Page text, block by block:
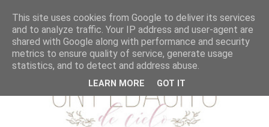
This site uses cookies from Google to deliver its services
and to analyze traffic. Your IP address and user-agent are
shared with Google along with performance and security
metrics to ensure quality of service, generate usage
statistics, and to detect and address abuse.
LEARN MORE GOT IT